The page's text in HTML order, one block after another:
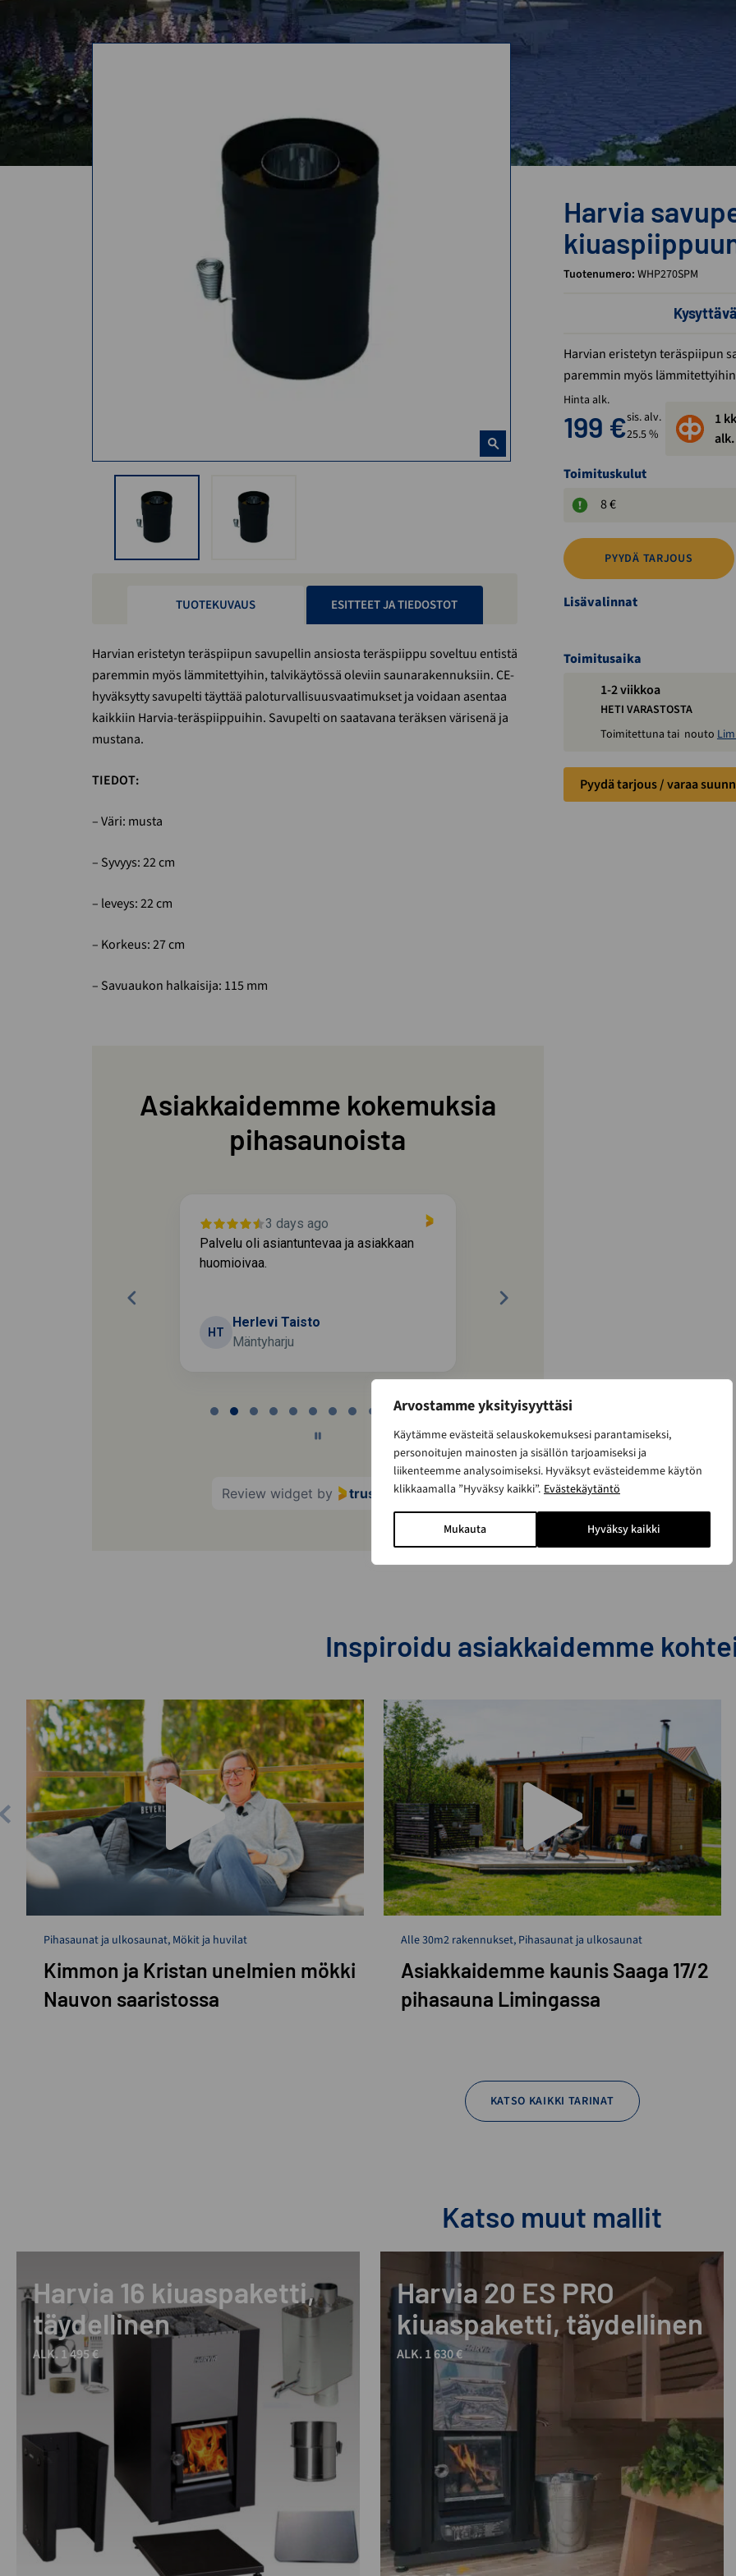
Arvostamme yksityisyyttäsi
Käytämme evästeitä selauskokemuksesi parantamiseksi,
personoitujen mainosten ja sisällön tarjoamiseksi ja
liikenteemme analysoimiseksi. Hyväksyt evästeidemme käytön
klikkaamalla ”Hyväksy kaikki”. Evästekäytäntö
Mukauta Hyväksy kaikki
Harvia
Tuotenumero: WHP270SPM
Harvian eristetyn teräspiipun
paremmin myös
Hinta alk.
199 €sis. alv.
25.5 %
1
Toimituskulut
8 €
PYYDÄ TARJOUS
Lisävalinnat
Toimitusaika
1-2 viikkoa
HETI VARASTOSTA
Toimitettuna tai nouto
Pyydä tarjous / varaa
TUOTEKUVAUS ESITTEET JA TIEDOSTOT
Harvian eristetyn teräspiipun savupellin ansiosta teräspiippu soveltuu entistä
paremmin myös lämmitettyihin, talvikäytössä oleviin saunarakennuksiin. CE-
hyväksytty savupelti täyttää paloturvallisuusvaatimukset ja voidaan asentaa
kaikkiin Harvia-teräspiippuihin. Savupelti on saatavana teräksen värisenä ja
mustana.
TIEDOT:
– Väri: musta
– Syvyys: 22 cm
– leveys: 22 cm
– Korkeus: 27 cm
– Savuaukon halkaisija: 115 mm
Asiakkaidemme kokemuksia
pihasaunoista
3 days ago
Palvelu oli asiantuntevaa ja asiakkaan
huomioivaa.
HT
Herlevi Taisto
Mäntyharju
2 / 60
Review widget by trustmary
Inspiroidu asiakkaidemme
Pihasaunat ja ulkosaunat, Mökit ja huvilat
Kimmon ja Kristan unelmien mökki
Nauvon saaristossa
Alle 30m2 rakennukset, Pihasaunat ja ulkosaunat
Asiakkaidemme kaunis Saaga 17/2
pihasauna Limingassa
KATSO KAIKKI TARINAT
Katso muut mallit
Harvia 16 kiuaspaketti,
täydellinen
ALK. 1 495 €
Harvia 20 ES PRO
kiuaspaketti, täydellinen
ALK. 1 630 €